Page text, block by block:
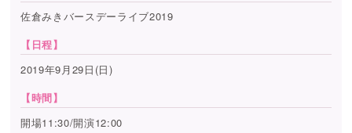
佐倉みきバースデーライブ2019
【日程】
2019年9月29日(日)
【時間】
開場11:30/開演12:00